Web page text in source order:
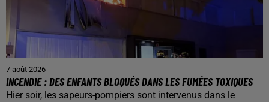
7 août 2026
INCENDIE : DES ENFANTS BLOQUÉS DANS LES FUMÉES TOXIQUES
Hier soir, les sapeurs-pompiers sont intervenus dans le